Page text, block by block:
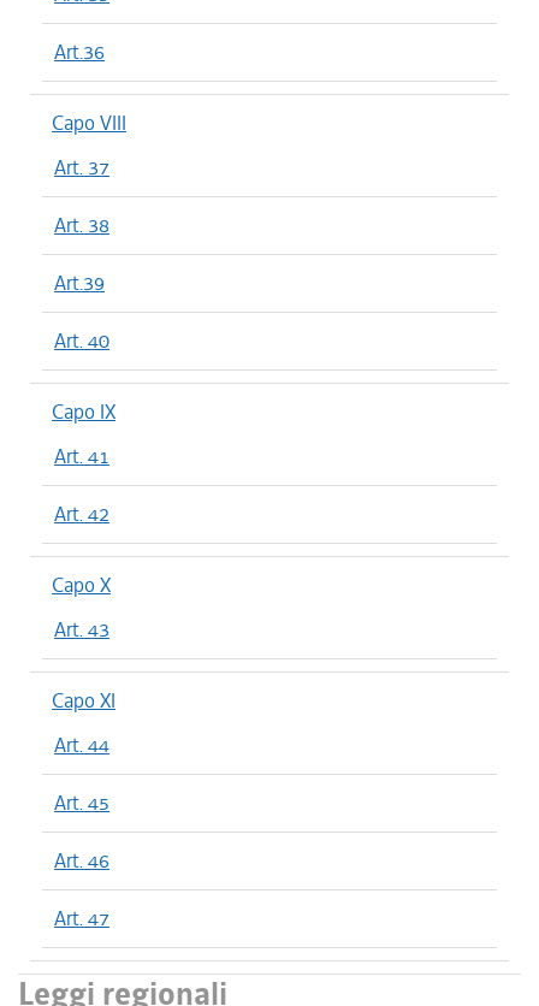
Art.36
Capo VIII
Art. 37
Art. 38
Art.39
Art. 40
Capo IX
Art. 41
Art. 42
Capo X
Art. 43
Capo XI
Art. 44
Art. 45
Art. 46
Art. 47
Leggi regionali